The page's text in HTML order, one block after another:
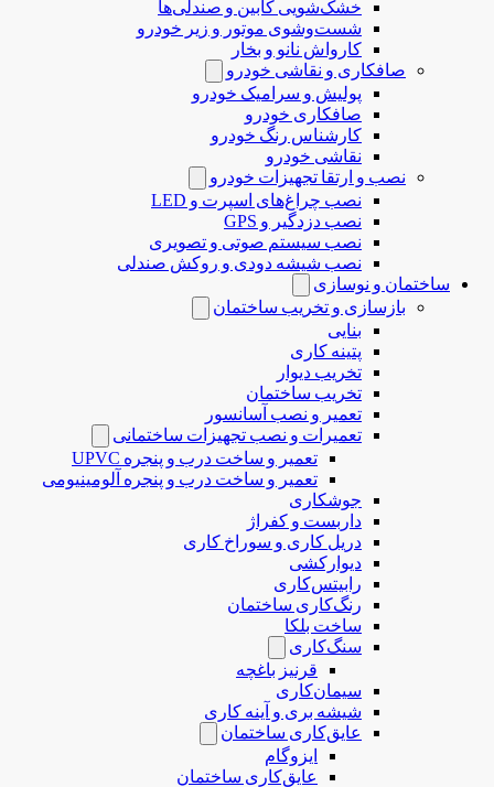
خشک‌شویی کابین و صندلی‌ها
شست‌وشوی موتور و زیر خودرو
کارواش نانو و بخار
صافکاری و نقاشی خودرو
پولیش و سرامیک خودرو
صافکاری خودرو
کارشناس رنگ خودرو
نقاشی خودرو
نصب و ارتقا تجهیزات خودرو
نصب چراغ‌های اسپرت و LED
نصب دزدگیر و GPS
نصب سیستم صوتی و تصویری
نصب شیشه دودی و روکش صندلی
ساختمان و نوسازی
بازسازی و تخریب ساختمان
بنایی
پتینه کاری
تخریب دیوار
تخریب ساختمان
تعمیر و نصب آسانسور
تعمیرات و نصب تجهیزات ساختمانی
تعمیر و ساخت درب و پنجره UPVC
تعمیر و ساخت درب و پنجره آلومینیومی
جوشکاری
داربست و کفراژ
دریل کاری و سوراخ کاری
دیوارکشی
رابیتس‌کاری
رنگ‌کاری ساختمان
ساخت بلکا
سنگ‌کاری
قرنیز باغچه
سیمان‌کاری
شیشه بری و آینه کاری
عایق‌کاری ساختمان
ایزوگام
عایق‌کاری ساختمان